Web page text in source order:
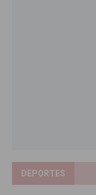
DEPORTES